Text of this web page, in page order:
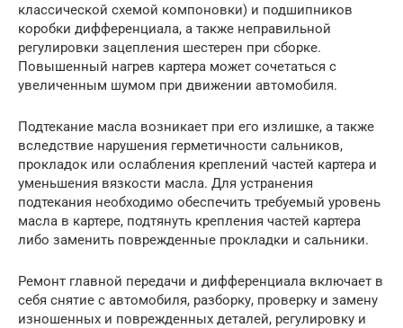
классической схемой компоновки) и подшипников
коробки дифференциала, а также неправильной
регулировки зацепления шестерен при сборке.
Повышенный нагрев картера может сочетаться с
увеличенным шумом при движении автомобиля.
Подтекание масла возникает при его излишке, а также
вследствие нарушения герметичности сальников,
прокладок или ослабления креплений частей картера и
уменьшения вязкости масла. Для устранения
подтекания необходимо обеспечить требуемый уровень
масла в картере, подтянуть крепления частей картера
либо заменить поврежденные прокладки и сальники.
Ремонт главной передачи и дифференциала включает в
себя снятие с автомобиля, разборку, проверку и замену
изношенных и поврежденных деталей, регулировку и